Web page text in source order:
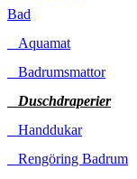
Bad
Aquamat
Badrumsmattor
Duschdraperier
Handdukar
Rengöring Badrum